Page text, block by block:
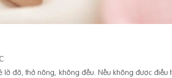
đờ, thở nông, không đều. Nếu không được